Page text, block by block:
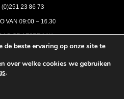
(0)251 23 86 73
VAN 09:00 – 16.30
OP AFSPRAAK
de beste ervaring op onze site te
over welke cookies we gebruiken
.